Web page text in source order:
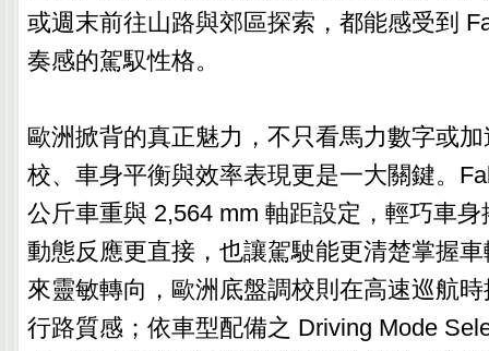
或週末前往山路與郊區探索，都能感受到
奏感的駕馭性格。
歐洲掀背的真正魅力，不只看馬力數字或
校、車身平衡與效率表現更是一大關鍵。
公斤車重與 2,564 mm 軸距設定，輕巧車
動態反應更直接，也讓駕駛能更清楚掌握
來靈敏轉向，歐洲底盤調校則在高速巡航
行路質感；依車型配備之 Driving Mode